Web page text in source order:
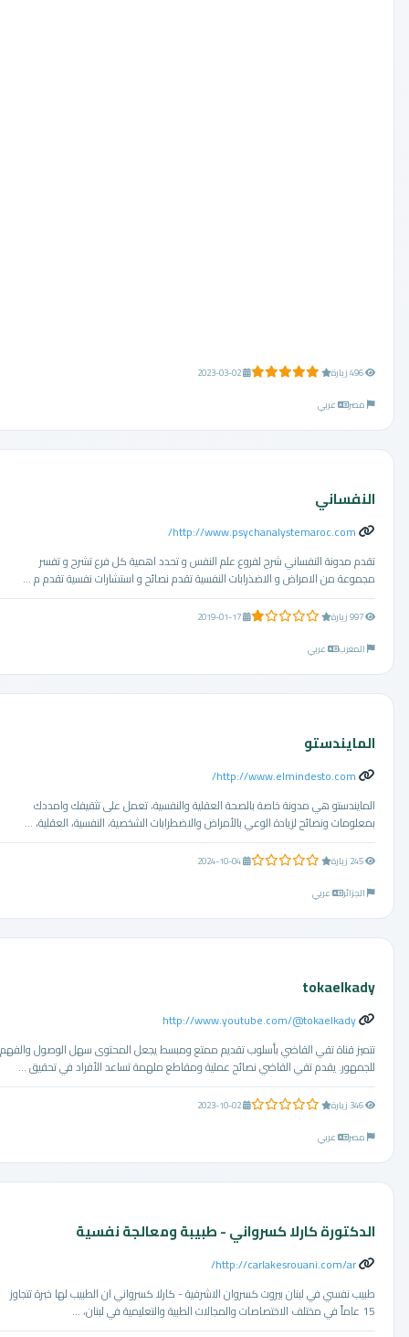
5.0 من 5 نجوم
2023-03-02
مصر
عربي
النفساني
http://www.psychanalystemaroc.com/
تقدم مدونة النفساني شرح لفروع علم النفس و تحدد اهمية كل فرع تشرح و تفسر
مجموعة من الامراض و الاضذرابات النفسية تقدم نصائح و استشارات نفسية تقدم م ...
1.0 من 5 نجوم
2019-01-17
المغرب
عربي
المايندستو
http://www.elmindesto.com/
المايندستو هي مدونة خاصة بالصحة العقلية والنفسية، تعمل على تثقيفك وامددك
بمعلومات ونصائح لزيادة الوعي بالأمراض والاضطرابات الشخصية، النفسية، العقلية، ...
0.0 من 5 نجوم
2024-10-04
الجزائر
عربي
tokaelkady
http://www.youtube.com/@tokaelkady
تتميز قناة تقي القاضي بأسلوب تقديم ممتع ومبسط يجعل المحتوى سهل الوصول والفهم
للجمهور. يقدم تقي القاضي نصائح عملية ومقاطع ملهمة تساعد الأفراد في تحقيق ...
0.0 من 5 نجوم
2023-10-02
مصر
عربي
الدكتورة كارلا كسرواني - طبيبة ومعالجة نفسية
http://carlakesrouani.com/ar/
طبيب نفسي في لبنان بيروت كسروان الاشرفية - كارلا كسرواني ان الطبيب لها خبرة تتجاوز